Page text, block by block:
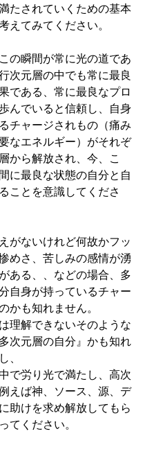
たされていくための基本
えてみてください。
の瞬間が常に光の道であ
次元層の中でも常に最良
である、常に最良なプロ
んでいると信頼し、自身
チャージされもの（痛み
なエネルギー）がそれぞ
から解放され、今、こ
に最良な状態の自分と自
ことを意識してくださ
がないけれど何故かフッ
めさ、苦しみの感情が湧
ある、、などの場合、多
自身が持っているチャー
かも知れません。
理解できないそのような
次元層の自分』かも知れ
、
で労り光で満たし、高次
えば神、ソース、源、デ
助けを求め解放してもら
てください。